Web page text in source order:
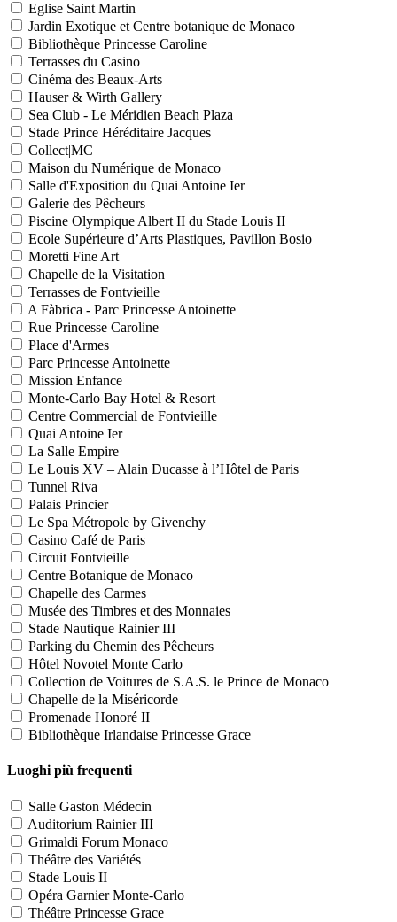
Eglise Saint Martin
Jardin Exotique et Centre botanique de Monaco
Bibliothèque Princesse Caroline
Terrasses du Casino
Cinéma des Beaux-Arts
Hauser & Wirth Gallery
Sea Club - Le Méridien Beach Plaza
Stade Prince Héréditaire Jacques
Collect|MC
Maison du Numérique de Monaco
Salle d'Exposition du Quai Antoine Ier
Galerie des Pêcheurs
Piscine Olympique Albert II du Stade Louis II
Ecole Supérieure d’Arts Plastiques, Pavillon Bosio
Moretti Fine Art
Chapelle de la Visitation
Terrasses de Fontvieille
A Fàbrica - Parc Princesse Antoinette
Rue Princesse Caroline
Place d'Armes
Parc Princesse Antoinette
Mission Enfance
Monte-Carlo Bay Hotel & Resort
Centre Commercial de Fontvieille
Quai Antoine Ier
La Salle Empire
Le Louis XV – Alain Ducasse à l’Hôtel de Paris
Tunnel Riva
Palais Princier
Le Spa Métropole by Givenchy
Casino Café de Paris
Circuit Fontvieille
Centre Botanique de Monaco
Chapelle des Carmes
Musée des Timbres et des Monnaies
Stade Nautique Rainier III
Parking du Chemin des Pêcheurs
Hôtel Novotel Monte Carlo
Collection de Voitures de S.A.S. le Prince de Monaco
Chapelle de la Miséricorde
Promenade Honoré II
Bibliothèque Irlandaise Princesse Grace
Luoghi più frequenti
Salle Gaston Médecin
Auditorium Rainier III
Grimaldi Forum Monaco
Théâtre des Variétés
Stade Louis II
Opéra Garnier Monte-Carlo
Théâtre Princesse Grace